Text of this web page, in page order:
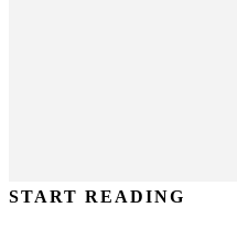
START READING